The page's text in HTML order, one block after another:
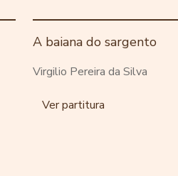
A baiana do sargento
Virgilio Pereira da Silva
Ver partitura